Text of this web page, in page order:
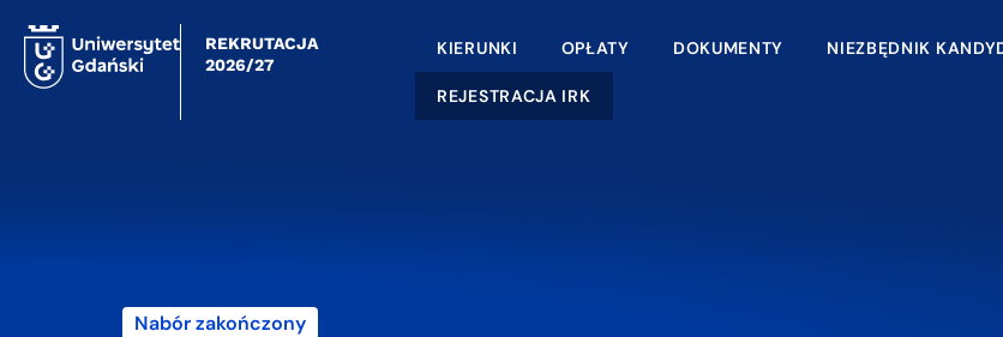
REKRUTACJA
2026/27
KIERUNKI OPŁATY DOKUMENTY NIEZBĘDNIK
REJESTRACJA IRK
Nabór zakończony